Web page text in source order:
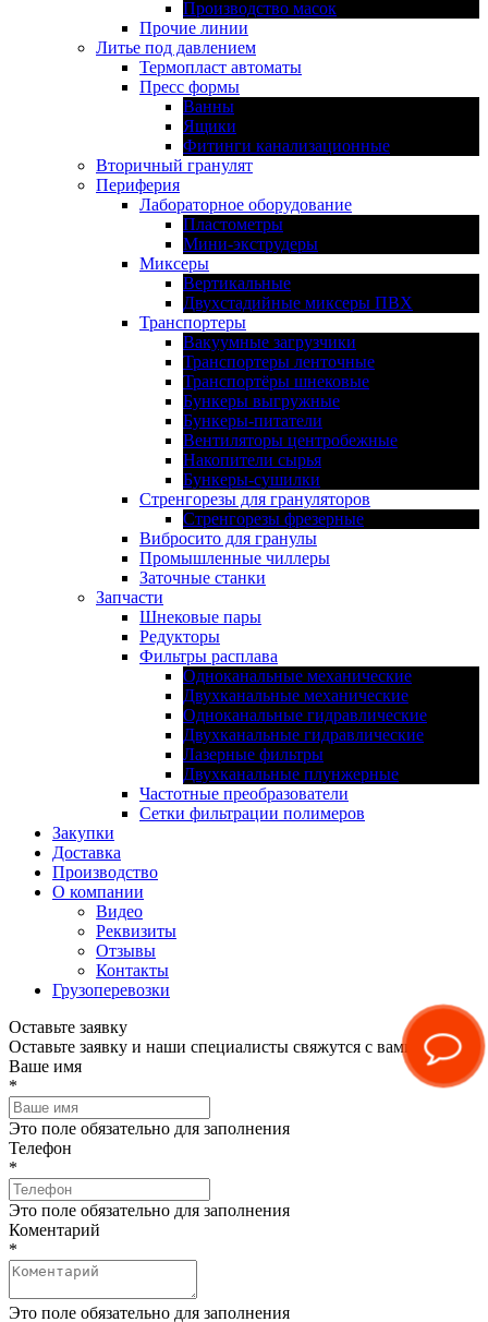
Производство масок
Прочие линии
Литье под давлением
Термопласт автоматы
Пресс формы
Ванны
Ящики
Фитинги канализационные
Вторичный гранулят
Периферия
Лабораторное оборудование
Пластометры
Мини-экструдеры
Миксеры
Вертикальные
Двухстадийные миксеры ПВХ
Транспортеры
Вакуумные загрузчики
Транспортеры ленточные
Транспортёры шнековые
Бункеры выгружные
Бункеры-питатели
Вентиляторы центробежные
Накопители сырья
Бункеры-сушилки
Стренгорезы для грануляторов
Стренгорезы фрезерные
Вибросито для гранулы
Промышленные чиллеры
Заточные станки
Запчасти
Шнековые пары
Редукторы
Фильтры расплава
Одноканальные механические
Двухканальные механические
Одноканальные гидравлические
Двухканальные гидравлические
Лазерные фильтры
Двухканальные плунжерные
Частотные преобразователи
Сетки фильтрации полимеров
Закупки
Доставка
Производство
О компании
Видео
Реквизиты
Отзывы
Контакты
Грузоперевозки
Оставьте заявку
Оставьте заявку и наши специалисты свяжутся с вами
Ваше имя
*
Это поле обязательно для заполнения
Телефон
*
Это поле обязательно для заполнения
Коментарий
*
Это поле обязательно для заполнения